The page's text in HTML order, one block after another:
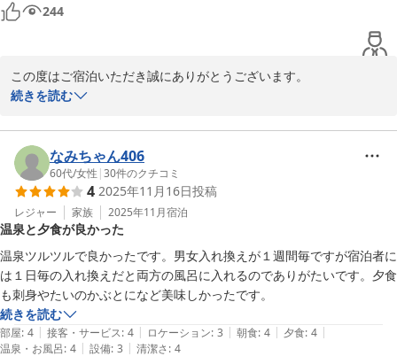
244
この度はご宿泊いただき誠にありがとうございます。
当館自慢の温泉にて、お肌のすべすべ感や体の温まりを実感してい
伊予の三名湯に恥じないよう今後も大切に守り続けてまいります。
また、お食事の猪豚鍋につきましても、ご好評をいただき何よりで
ございます。
今回は今治市内や周辺の観光の拠点として当館をお選びいただき誠
にありがとうございました。地域の魅力を満喫する旅のお手伝いが
できましたなら幸いです。
またお近くへお越しの際はぜひ当館にお立ち寄りください。お客様
のまたのお越しを心よりお待ちしております。
鈍川温泉 皆楽荘
2026-05-25
続きを読む
なみちゃん406
60代/女性 |30件のクチコミ
4 2025年11月16日投稿
レジャー 家族 2025年11月宿泊
温泉と夕食が良かった
温泉ツルツルで良かったです。男女入れ換えが１週間毎ですが宿泊者に
は１日毎の入れ換えだと両方の風呂に入れるのでありがたいです。夕食
も刺身やたいのかぶとになど美味しかったです。
続きを読む
部屋: 4 | 接客・サービス: 4 | ロケーション: 3 | 朝食: 4 | 夕食: 4 |
温泉・お風呂: 4 | 設備: 3 | 清潔さ: 4